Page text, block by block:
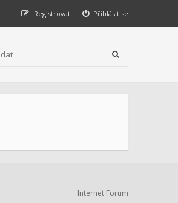
Přihlásit se
Registrovat
Internet Forum